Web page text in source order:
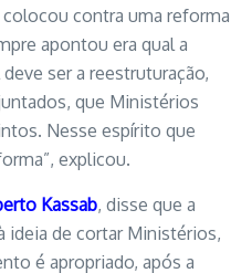
contra uma reforma
apontou era qual a
ser a reestruturação,
que Ministérios
Nesse espírito que
explicou.
Kassab, disse que a
ideia de cortar Ministérios,
é apropriado, após a